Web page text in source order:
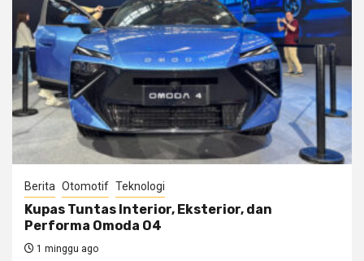
Berita Otomotif Teknologi
Kupas Tuntas Interior, Eksterior, dan
Performa Omoda O4
1 minggu ago